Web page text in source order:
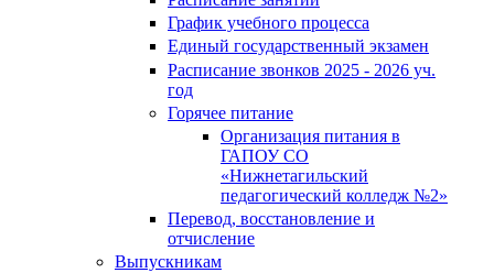
График учебного процесса
Единый государственный экзамен
Расписание звонков 2025 - 2026 уч.
год
Горячее питание
Организация питания в
ГАПОУ СО
«Нижнетагильский
педагогический колледж №2»
Перевод, восстановление и
отчисление
Выпускникам